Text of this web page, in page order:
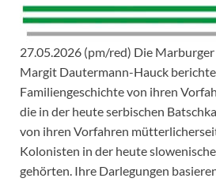
27.05.2026 (pm/red) Die
Margit Dautermann-Hauck
Familiengeschichte von ihren
die in der heute serbischen
von ihren Vorfahren
Kolonisten in der heute
gehörten. Ihre Darlegungen